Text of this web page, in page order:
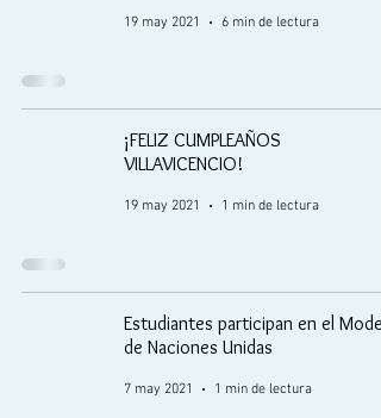
19 may 2021 6 min de lectura
¡FELIZ CUMPLEAÑOS
VILLAVICENCIO!
19 may 2021 1 min de lectura
Estudiantes participan en el
de Naciones Unidas
7 may 2021 1 min de lectura